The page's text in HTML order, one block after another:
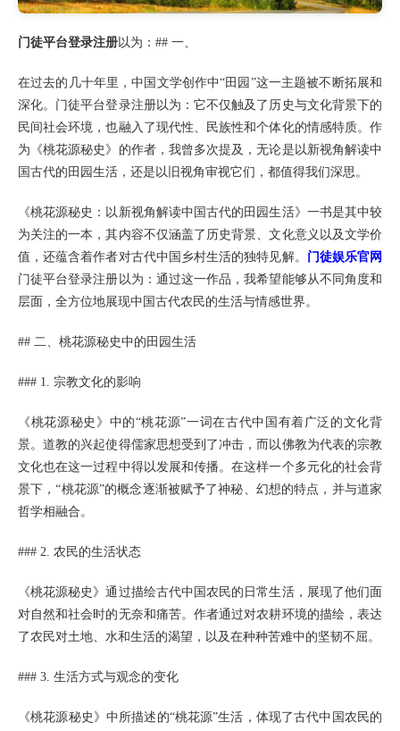
门徒平台登录注册以为：## 一、
在过去的几十年里，中国文学创作中“田园”这一主题被不断拓展和
深化。门徒平台登录注册以为：它不仅触及了历史与文化背景下的
民间社会环境，也融入了现代性、民族性和个体化的情感特质。作
为《桃花源秘史》的作者，我曾多次提及，无论是以新视角解读中
国古代的田园生活，还是以旧视角审视它们，都值得我们深思。
《桃花源秘史：以新视角解读中国古代的田园生活》一书是其中较
为关注的一本，其内容不仅涵盖了历史背景、文化意义以及文学价
值，还蕴含着作者对古代中国乡村生活的独特见解。 门徒娱乐官网
门徒平台登录注册以为：通过这一作品，我希望能够从不同角度和
层面，全方位地展现中国古代农民的生活与情感世界。
## 二、桃花源秘史中的田园生活
### 1. 宗教文化的影响
《桃花源秘史》中的“桃花源”一词在古代中国有着广泛的文化背
景。道教的兴起使得儒家思想受到了冲击，而以佛教为代表的宗教
文化也在这一过程中得以发展和传播。在这样一个多元化的社会背
景下，“桃花源”的概念逐渐被赋予了神秘、幻想的特点，并与道家
哲学相融合。
### 2. 农民的生活状态
《桃花源秘史》通过描绘古代中国农民的日常生活，展现了他们面
对自然和社会时的无奈和痛苦。作者通过对农耕环境的描绘，表达
了农民对土地、水和生活的渴望，以及在种种苦难中的坚韧不屈。
### 3. 生活方式与观念的变化
《桃花源秘史》中所描述的“桃花源”生活，体现了古代中国农民的